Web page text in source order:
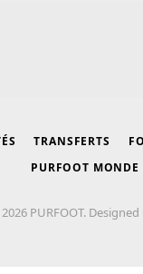
TRANSFERTS
PURFOOT MONDE
PURFOOT. Designed